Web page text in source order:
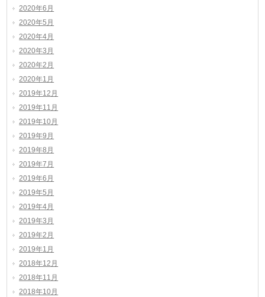
2020年6月
2020年5月
2020年4月
2020年3月
2020年2月
2020年1月
2019年12月
2019年11月
2019年10月
2019年9月
2019年8月
2019年7月
2019年6月
2019年5月
2019年4月
2019年3月
2019年2月
2019年1月
2018年12月
2018年11月
2018年10月